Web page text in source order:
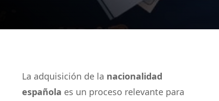
La adquisición de la nacionalidad
española es un proceso relevante para